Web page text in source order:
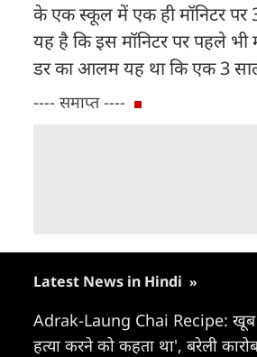
के एक स्कूल में एक ही मॉनिटर पर
यह है कि इस मॉनिटर पर पहले
डर का आलम यह था कि एक 3
---- समाप्त ----
Latest News in Hindi »
Adrak-Laung Chai Recipe: खूब
हत्या करने को कहता था', बरेली